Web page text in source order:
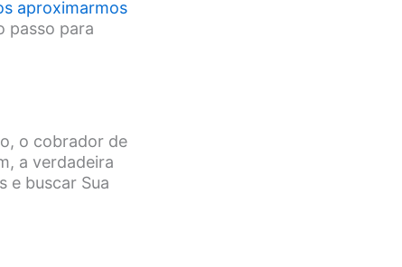
aproximarmos
passo para
o cobrador de
a verdadeira
e buscar Sua